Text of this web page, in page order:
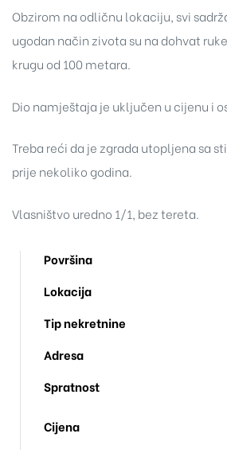
Obzirom na odličnu lokaciju, svi
ugodan način zivota su na dohvat
krugu od 100 metara.
Dio namještaja je uključen u cijenu i
Treba reći da je zgrada utopljena sa
prije nekoliko godina.
Vlasništvo uredno 1/1, bez tereta.
Površina
Lokacija
Tip nekretnine
Adresa
Spratnost
Cijena